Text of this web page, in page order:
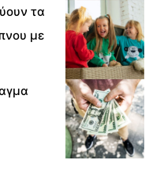
τα
με